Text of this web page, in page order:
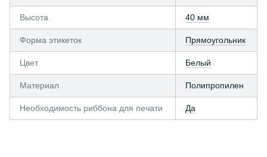
Высота 40 мм
Форма этикеток Прямоугольник
Цвет Белый
Материал Полипропилен
Необходимость риббона для печати Да